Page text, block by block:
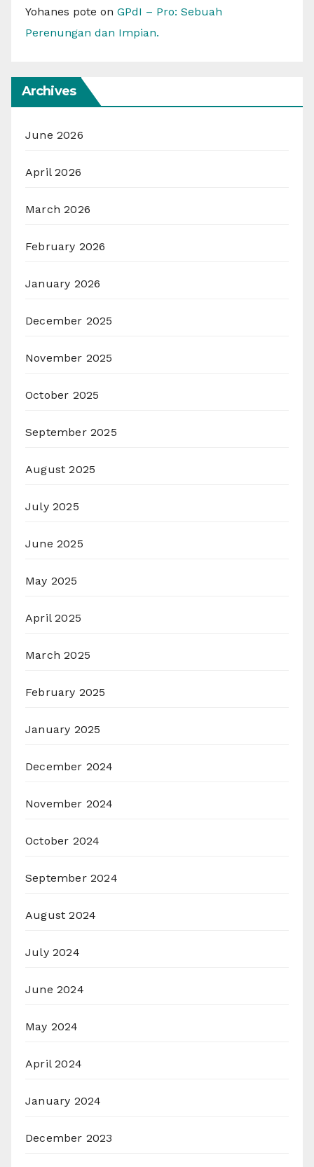
Yohanes pote on GPdI – Pro: Sebuah
Perenungan dan Impian.
Archives
June 2026
April 2026
March 2026
February 2026
January 2026
December 2025
November 2025
October 2025
September 2025
August 2025
July 2025
June 2025
May 2025
April 2025
March 2025
February 2025
January 2025
December 2024
November 2024
October 2024
September 2024
August 2024
July 2024
June 2024
May 2024
April 2024
January 2024
December 2023